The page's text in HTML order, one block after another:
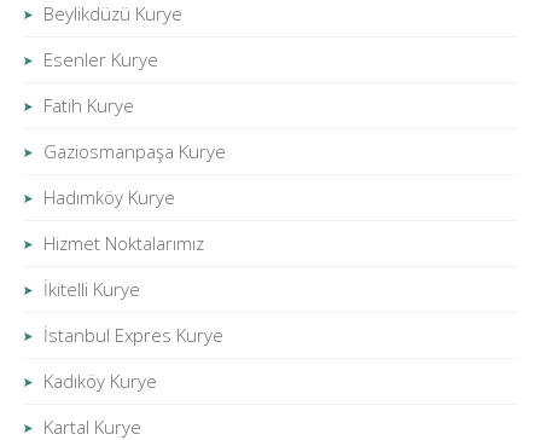
Beylikdüzü Kurye
Esenler Kurye
Fatih Kurye
Gaziosmanpaşa Kurye
Hadımköy Kurye
Hizmet Noktalarımız
İkitelli Kurye
İstanbul Expres Kurye
Kadıköy Kurye
Kartal Kurye